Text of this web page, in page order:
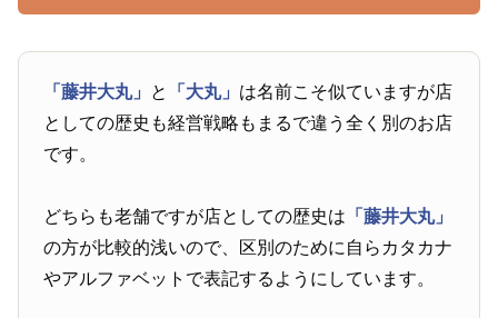
「藤井大丸」 と 「大丸」 は名前こそ似ていますが店
としての歴史も経営戦略もまるで違う全く別のお店
です。
どちらも老舗ですが店としての歴史は 「藤井大丸」
の方が比較的浅いので、区別のために自らカタカナ
やアルファベットで表記するようにしています。